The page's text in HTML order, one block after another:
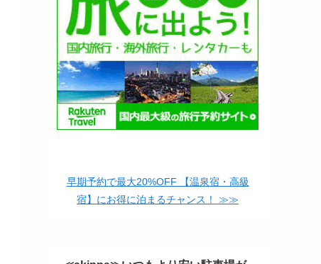
早期予約で最大20%OFF 【温泉宿・高級
宿】にお得に泊まるチャンス！ ≫≫